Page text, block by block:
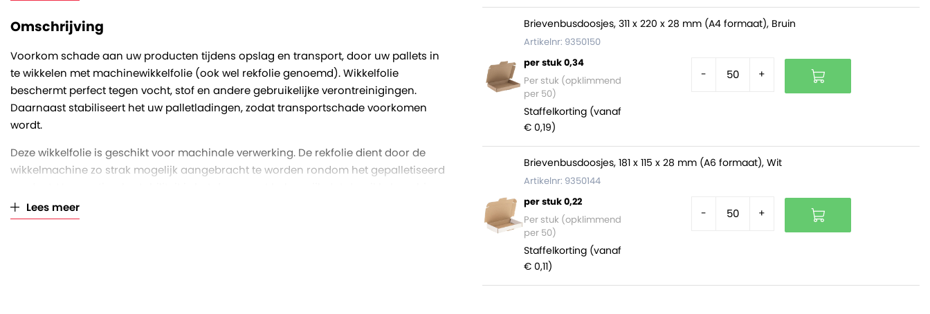
Verkoopeenheid
Omschrijving
Voorkom schade aan uw producten tijdens opslag en transport, door uw pallets in
te wikkelen met machinewikkelfolie (ook wel rekfolie genoemd). Wikkelfolie
beschermt perfect tegen vocht, stof en andere gebruikelijke verontreinigingen.
Daarnaast stabiliseert het uw palletladingen, zodat transportschade voorkomen
wordt.
Deze wikkelfolie is geschikt voor machinale verwerking. De rekfolie dient door de
wikkelmachine zo strak mogelijk aangebracht te worden rondom het gepalletiseerd
onderaan begint en de zijkanten van de pallet zelf daarbij ook meeneemt in het
wikkelen.
Lees meer
Brievenbusdoosjes, 311 x 220 x 28 mm (A4 formaat), Bruin
Artikelnr: 9350150
per stuk 0,34
Per stuk (opklimmend
per 50)
Staffelkorting (vanaf
€ 0,19)
- +
Brievenbusdoosjes, 181 x 115 x 28 mm (A6 formaat), Wit
Artikelnr: 9350144
per stuk 0,22
Per stuk (opklimmend
per 50)
Staffelkorting (vanaf
€ 0,11)
- +